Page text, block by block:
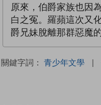
原來，伯爵家族也因
白之冤。羅蘋這次又
爵兄妹脫離那群惡魔
關鍵字詞： 青少年文學 |